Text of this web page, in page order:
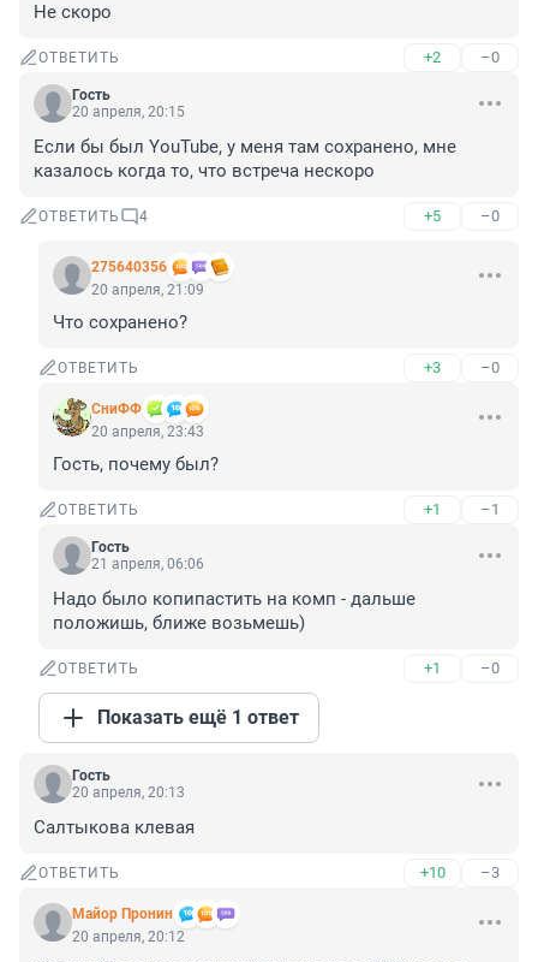
Не скоро
ОТВЕТИТЬ +2 –0
Гость
20 апреля, 20:15
Если бы был YouTube, у меня там сохранено, мне
казалось когда то, что встреча нескоро
ОТВЕТИТЬ 4 +5 –0
275640356
20 апреля, 21:09
Что сохранено?
ОТВЕТИТЬ +3 –0
СниФФ
20 апреля, 23:43
Гость, почему был?
ОТВЕТИТЬ +1 –1
Гость
21 апреля, 06:06
Надо было копипастить на комп - дальше
положишь, ближе возьмешь)
ОТВЕТИТЬ +1 –0
Показать ещё 1 ответ
Гость
20 апреля, 20:13
Салтыкова клевая
ОТВЕТИТЬ +10 –3
Майор Пронин
20 апреля, 20:12